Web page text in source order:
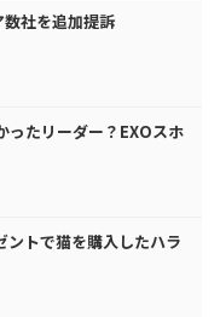
社を追加提訴
ったリーダー？EXOスホ
ントで猫を購入したハラ